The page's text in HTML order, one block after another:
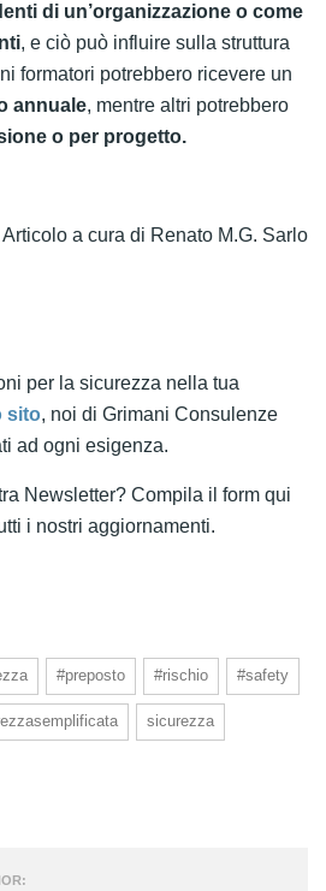
di un’organizzazione o come
, e ciò può influire sulla struttura
formatori potrebbero ricevere un
annuale, mentre altri potrebbero
o per progetto.
Articolo a cura di Renato M.G. Sarlo
per la sicurezza nella tua
sito, noi di Grimani Consulenze
ad ogni esigenza.
Newsletter? Compila il form qui
i nostri aggiornamenti.
#preposto #rischio #safety
sicurezza